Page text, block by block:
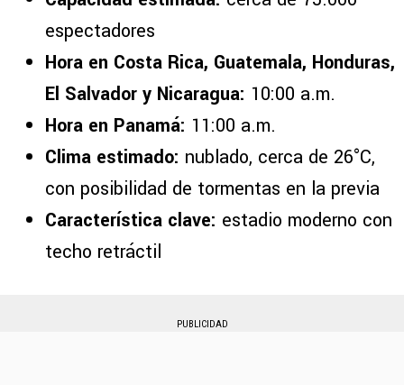
espectadores
Hora en Costa Rica, Guatemala, Honduras,
El Salvador y Nicaragua: 10:00 a.m.
Hora en Panamá: 11:00 a.m.
Clima estimado: nublado, cerca de 26°C,
con posibilidad de tormentas en la previa
Característica clave: estadio moderno con
techo retráctil
PUBLICIDAD